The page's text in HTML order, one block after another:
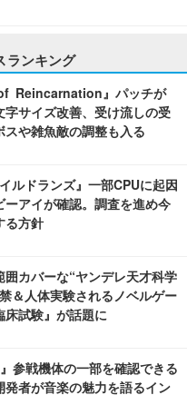
ランキング
Reincarnation』パッチが
サイズ改善、受け流しの受
スや雑魚敵の調整も入る
ルドランズ』一部CPUに起因
ーアイが確認。調査を進め今
る方針
囲カバーな“ヤンデレ天才科学
＆人体実験されるノベルゲー
床試験』が話題に
参戦機体の一部を確認できる
発者が音楽の魅力を語るイン